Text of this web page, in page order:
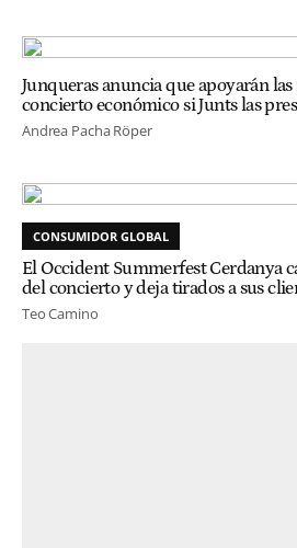
Junqueras anuncia que apoyarán
concierto económico si Junts las
Andrea Pacha Röper
CONSUMIDOR GLOBAL
El Occident Summerfest Cerdanya
del concierto y deja tirados a sus
Teo Camino